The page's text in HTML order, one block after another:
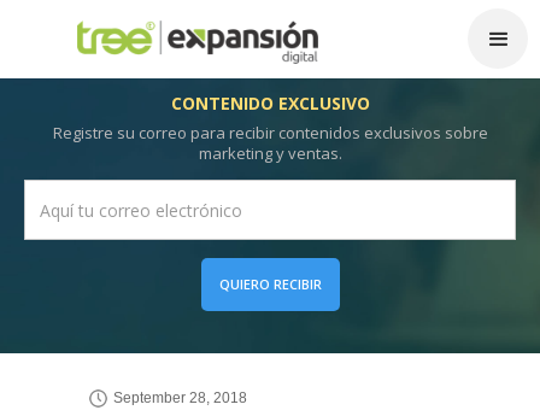
CONTENIDO EXCLUSIVO
Registre su correo para recibir contenidos exclusivos sobre
marketing y ventas.
QUIERO RECIBIR
September 28, 2018